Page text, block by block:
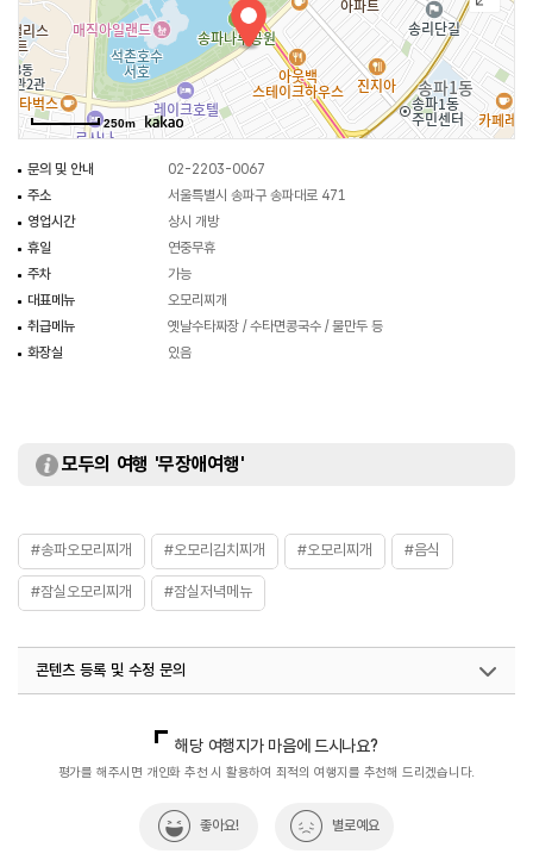
250m
문의 및 안내
02-2203-0067
주소
서울특별시 송파구 송파대로 471
영업시간
상시 개방
휴일
연중무휴
주차
가능
대표메뉴
오모리찌개
취급메뉴
옛날수타짜장 / 수타면콩국수 / 물만두 등
화장실
있음
모두의 여행 '무장애여행'
#송파오모리찌개 #오모리김치찌개 #오모리찌개 #음식
#잠실오모리찌개 #잠실저녁메뉴
콘텐츠 등록 및 수정 문의
해당 여행지가 마음에 드시나요?
평가를 해주시면 개인화 추천 시 활용하여 최적의 여행지를 추천해 드리겠습니다.
좋아요! 별로예요